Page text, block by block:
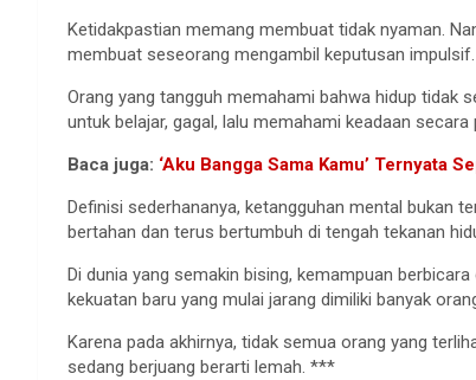
Ketidakpastian memang membuat tidak nyaman.
membuat seseorang mengambil keputusan impulsif.
Orang yang tangguh memahami bahwa hidup tidak
untuk belajar, gagal, lalu memahami keadaan secara
Baca juga: ‘Aku Bangga Sama Kamu’ Ternyata
Definisi sederhananya, ketangguhan mental bukan
bertahan dan terus bertumbuh di tengah tekanan
Di dunia yang semakin bising, kemampuan
kekuatan baru yang mulai jarang dimiliki banyak
Karena pada akhirnya, tidak semua orang yang
sedang berjuang berarti lemah. ***